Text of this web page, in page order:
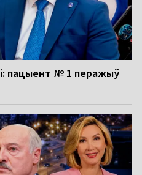
пацыент № 1 перажыў